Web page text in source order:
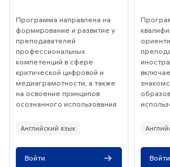
Программа направлена на
формирование и развитие у
преподавателей
профессиональных
компетенций в сфере
критической цифровой и
медиаграмотности, а также
на освоение принципов
осознанного использования
(ИИ) и воспитания
гражданства у учащихся в
рамках преподавания
Английский язык
Войти Войти